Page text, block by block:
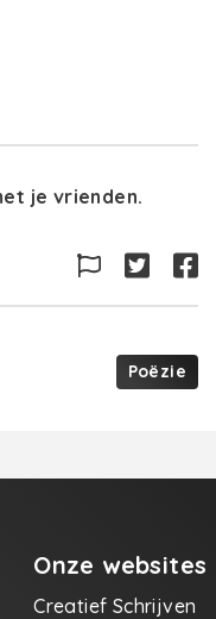
je vrienden.
Poëzie
Onze websites
Creatief Schrijven